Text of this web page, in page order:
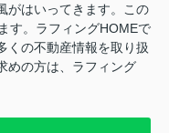
がはいってきます。この
す。ラフィングHOMEで
くの不動産情報を取り扱
めの方は、ラフィング